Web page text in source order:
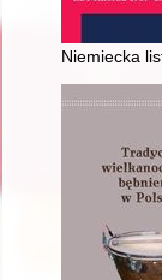
Niemiecka